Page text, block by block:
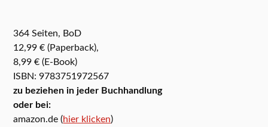
364 Seiten, BoD
12,99 € (Paperback),
8,99 € (E-Book)
ISBN: 9783751972567
zu beziehen in jeder Buchhandlung
oder bei:
amazon.de (hier klicken)